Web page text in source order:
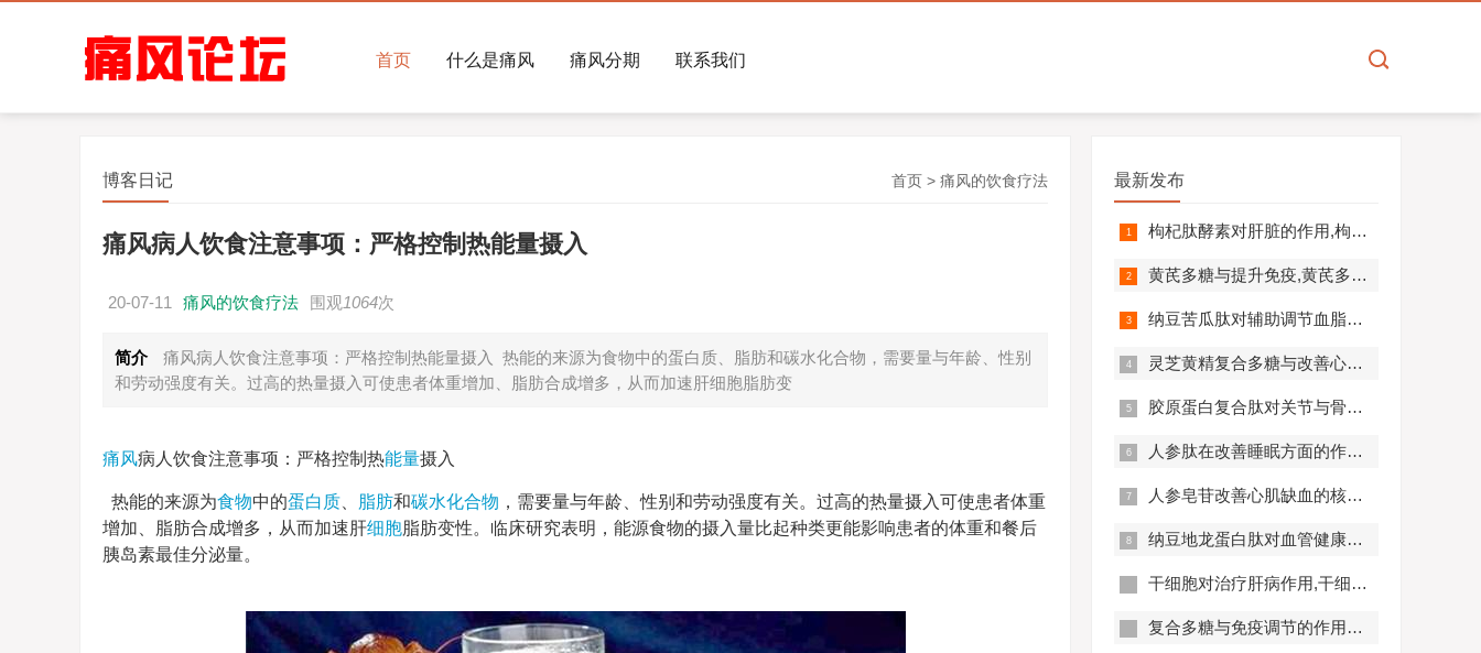
首页 什么是痛风 痛风分期 联系我们
首页 > 痛风的饮食疗法
博客日记
痛风病人饮食注意事项：严格控制热能量摄入
20-07-11 痛风的饮食疗法 围观 1064次
简介
痛风病人饮食注意事项：严格控制热能量摄入 热能的来源为食物中的蛋白质、脂肪和碳水化合物，需要量与年龄、性别
和劳动强度有关。过高的热量摄入可使患者体重增加、脂肪合成增多，从而加速肝细胞脂肪变
痛风病人饮食注意事项：严格控制热能量摄入
热能的来源为食物中的蛋白质 脂肪和碳水化合物 ，需要量与年龄、性别和劳动强度有关。过高的热量摄入可使患者体重
增加、脂肪合成增多，从而加速肝细胞脂肪变性。临床研究表明，能源食物的摄入量比起种类更能影响患者的体重和餐后
胰岛素最佳分泌量。
最新发布
枸杞肽酵素对肝脏的作用,枸杞肽酵素护肝解毒效果好吗？
黄芪多糖与提升免疫,黄芪多糖对免疫相关疾病营养干预价值分析！
纳豆苦瓜肽对辅助调节血脂血压的作用机制,应用效果如何？
灵芝黄精复合多糖与改善心肺功能的机制及临床应用分析
胶原蛋白复合肽对关节与骨骼的作用,胶原蛋白复合肽效果怎么样?
人参肽在改善睡眠方面的作用机制及应用分析
人参皂苷改善心肌缺血的核心机制,应用效果怎么样？
纳豆地龙蛋白肽对血管健康的好处,纳豆地龙蛋白肽对预防心脑血管疾病有帮助吗？
干细胞对治疗肝病作用,干细胞对肝硬化有作用吗?
复合多糖与免疫调节的作用原理及优势分析